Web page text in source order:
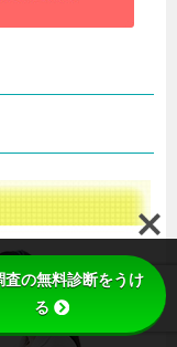
査の無料診断をうけ
る